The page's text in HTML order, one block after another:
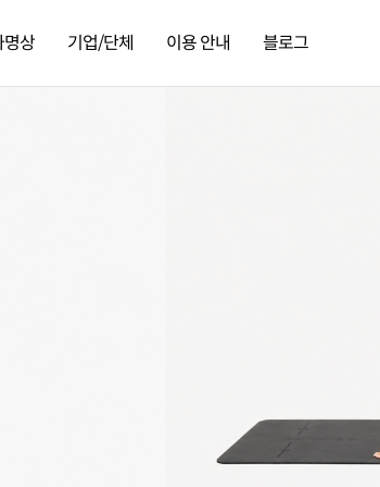
명상 기업/단체 이용 안내 블로그